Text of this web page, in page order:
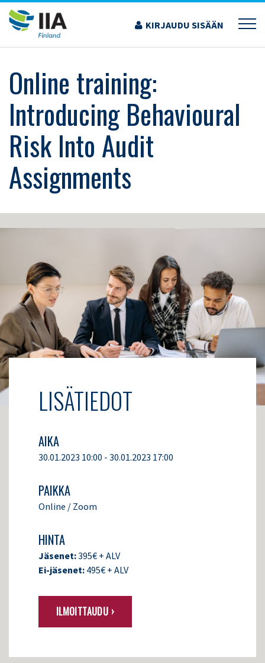
Siirry
sisältöön
KIRJAUDU SISÄÄN
›KOULUTUS JA TAPAHTUMAT
ONLINE TRAINING: INTRODUCING
BEHAVIOURAL RISK INTO AUDIT ASSIGNMENTS
Online training:
Introducing Behavioural
Risk Into Audit
Assignments
LISÄTIEDOT
AIKA
30.01.2023 10:00 - 30.01.2023 17:00
PAIKKA
Online / Zoom
HINTA
Jäsenet:395€ + ALV
Ei-jäsenet: 495€ + ALV
ILMOITTAUDU ›